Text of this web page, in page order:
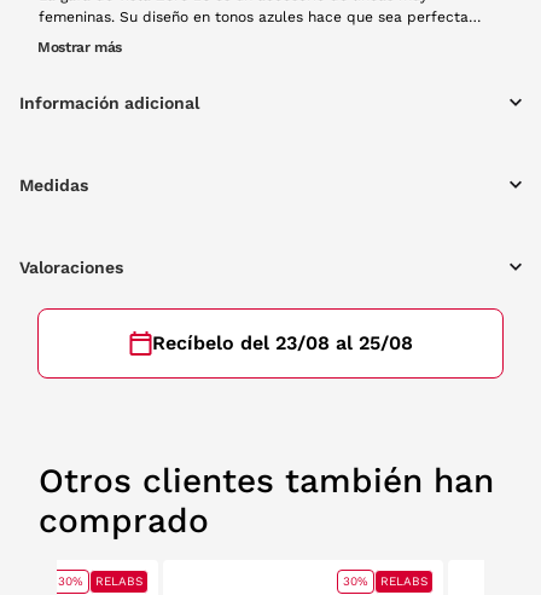
femeninas. Su diseño en tonos azules hace que sea perfecta
para llevar en cualquier ocasión.
Mostrar más
Información adicional
Medidas
Valoraciones
Recíbelo del 23/08 al 25/08
Otros clientes también han
comprado
30% RELABS 30% RELABS